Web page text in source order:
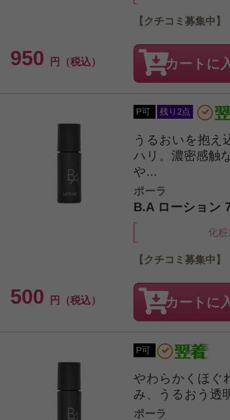
950 円（税込）
【クチコミ募集中】
カートに
P可 残り2点
うるおいを抱え
ハリ。濃密感触
や...
ポーラ
B.A ローション
化
500 円（税込）
【クチコミ募集中】
カートに
P可
やわらかくほぐ
み、うるおう透
ポーラ